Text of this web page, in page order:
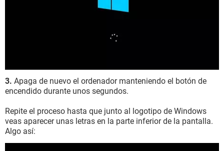
3. Apaga de nuevo el ordenador manteniendo el botón de
encendido durante unos segundos.
Repite el proceso hasta que junto al logotipo de Windows
veas aparecer unas letras en la parte inferior de la pantalla.
Algo así: